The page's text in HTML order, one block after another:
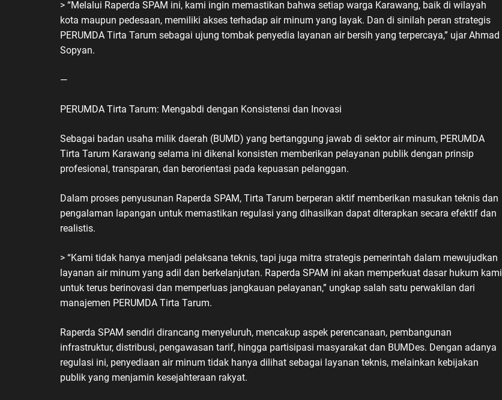
> “Melalui Raperda SPAM ini, kami ingin memastikan bahwa setiap warga Karawang, baik di wilayah
kota maupun pedesaan, memiliki akses terhadap air minum yang layak. Dan di sinilah peran strategis
PERUMDA Tirta Tarum sebagai ujung tombak penyedia layanan air bersih yang terpercaya,” ujar Ahmad
Sopyan.
—
PERUMDA Tirta Tarum: Mengabdi dengan Konsistensi dan Inovasi
Sebagai badan usaha milik daerah (BUMD) yang bertanggung jawab di sektor air minum, PERUMDA
Tirta Tarum Karawang selama ini dikenal konsisten memberikan pelayanan publik dengan prinsip
profesional, transparan, dan berorientasi pada kepuasan pelanggan.
Dalam proses penyusunan Raperda SPAM, Tirta Tarum berperan aktif memberikan masukan teknis dan
pengalaman lapangan untuk memastikan regulasi yang dihasilkan dapat diterapkan secara efektif dan
realistis.
> “Kami tidak hanya menjadi pelaksana teknis, tapi juga mitra strategis pemerintah dalam mewujudkan
layanan air minum yang adil dan berkelanjutan. Raperda SPAM ini akan memperkuat dasar hukum kami
untuk terus berinovasi dan memperluas jangkauan pelayanan,” ungkap salah satu perwakilan dari
manajemen PERUMDA Tirta Tarum.
Raperda SPAM sendiri dirancang menyeluruh, mencakup aspek perencanaan, pembangunan
infrastruktur, distribusi, pengawasan tarif, hingga partisipasi masyarakat dan BUMDes. Dengan adanya
regulasi ini, penyediaan air minum tidak hanya dilihat sebagai layanan teknis, melainkan kebijakan
publik yang menjamin kesejahteraan rakyat.